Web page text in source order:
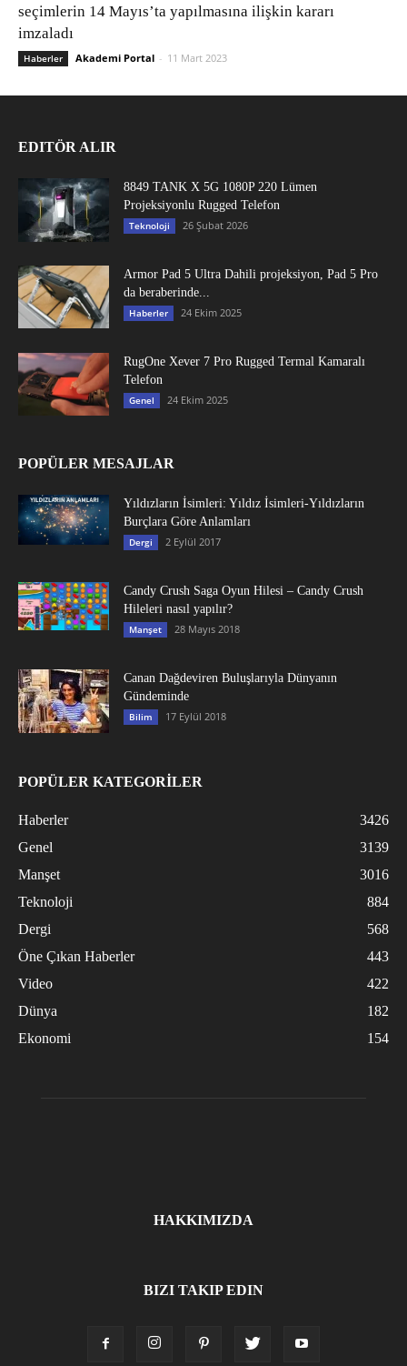
seçimlerin 14 Mayıs’ta yapılmasına ilişkin kararı
imzaladı
Haberler Akademi Portal - 11 Mart 2023
EDITÖR ALIR
8849 TANK X 5G 1080P 220 Lümen
Projeksiyonlu Rugged Telefon
Teknoloji 26 Şubat 2026
Armor Pad 5 Ultra Dahili projeksiyon, Pad 5 Pro
da beraberinde...
Haberler 24 Ekim 2025
RugOne Xever 7 Pro Rugged Termal Kamaralı
Telefon
Genel 24 Ekim 2025
POPÜLER MESAJLAR
Yıldızların İsimleri: Yıldız İsimleri-Yıldızların
Burçlara Göre Anlamları
Dergi 2 Eylül 2017
Candy Crush Saga Oyun Hilesi – Candy Crush
Hileleri nasıl yapılır?
Manşet 28 Mayıs 2018
Canan Dağdeviren Buluşlarıyla Dünyanın
Gündeminde
Bilim 17 Eylül 2018
POPÜLER KATEGORİLER
Haberler
3426
Genel
3139
Manşet
3016
Teknoloji
884
Dergi
568
Öne Çıkan Haberler
443
Video
422
Dünya
182
Ekonomi
154
HAKKIMIZDA
BIZI TAKIP EDIN